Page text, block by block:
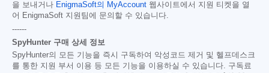
을 보내거나 EnigmaSoft의 MyAccount 웹사이트에서 지원 티켓을 열
어 EnigmaSoft 지원팀에 문의할 수 있습니다.
------
SpyHunter 구매 상세 정보
SpyHunter의 모든 기능을 즉시 구독하여 악성코드 제거 및 헬프데스크
를 통한 지원 부서 이용 등 모든 기능을 이용하실 수 있습니다. 구독료